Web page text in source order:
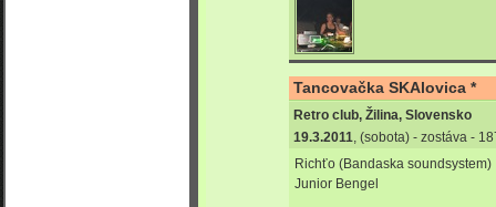
Tancovačka SKAlovica *
Retro club, Žilina, Slovensko
19.3.2011, (sobota) - zostáva -
Richťo (Bandaska soundsystem)
Junior Bengel